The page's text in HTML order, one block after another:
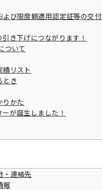
ー
び限度額適用認定証等の交付
き下げにつながります！
ついて
リスト
とき
りかた
が誕生しました！
・連絡先
報